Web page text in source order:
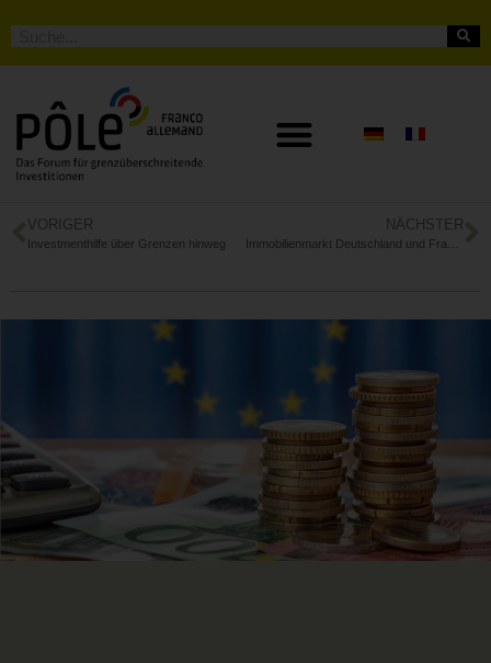
VORIGER
Investmenthilfe über Grenzen hinweg
NÄCHSTER